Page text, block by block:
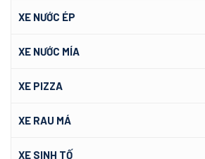
XE NƯỚC ÉP
XE NƯỚC MÍA
XE PIZZA
XE RAU MÁ
XE SINH TỐ